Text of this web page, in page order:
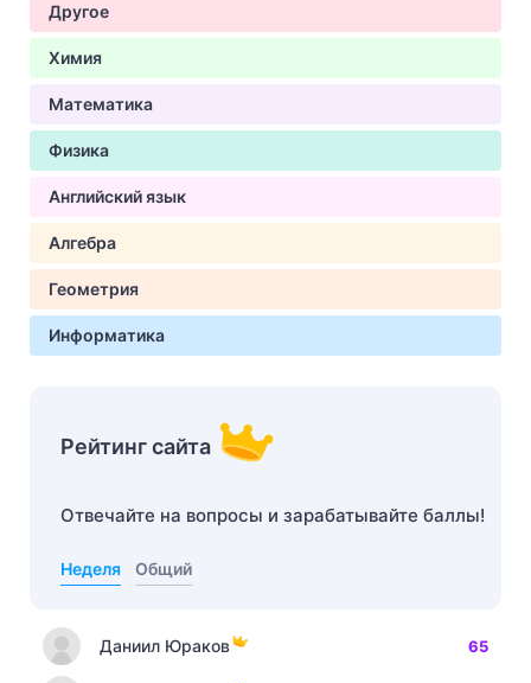
Другое
Химия
Математика
Физика
Английский язык
Алгебра
Геометрия
Информатика
Рейтинг сайта
Отвечайте на вопросы и зарабатывайте баллы!
Неделя Общий
Даниил Юраков 65